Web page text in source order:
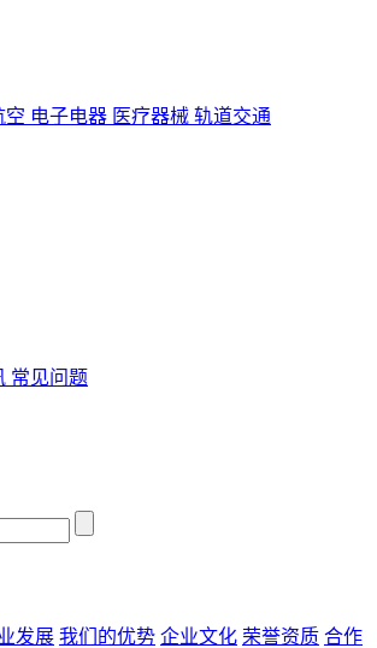
空 电子电器 医疗器械 轨道交通
常见问题
发展 我们的优势 企业文化 荣誉资质 合作